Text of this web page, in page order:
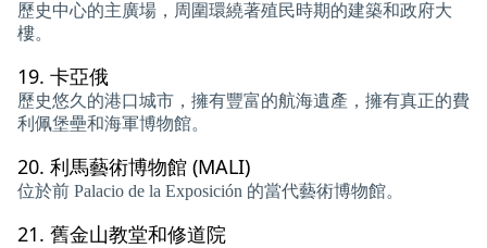
歷史中心的主廣場，周圍環繞著殖民時期的建築和政府大
樓。
19. 卡亞俄
歷史悠久的港口城市，擁有豐富的航海遺產，擁有真正的費
利佩堡壘和海軍博物館。
20. 利馬藝術博物館 (MALI)
位於前 Palacio de la Exposición 的當代藝術博物館。
21. 舊金山教堂和修道院